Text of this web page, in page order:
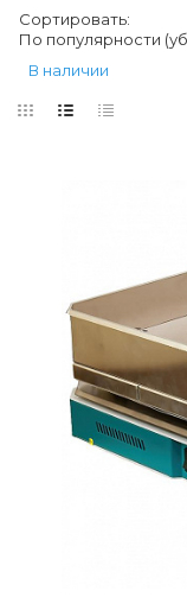
Сортировать:
По популярности
В наличии